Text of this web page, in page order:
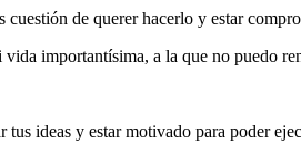
de querer hacerlo y estar
importantísima, a la que no puedo
ideas y estar motivado para poder